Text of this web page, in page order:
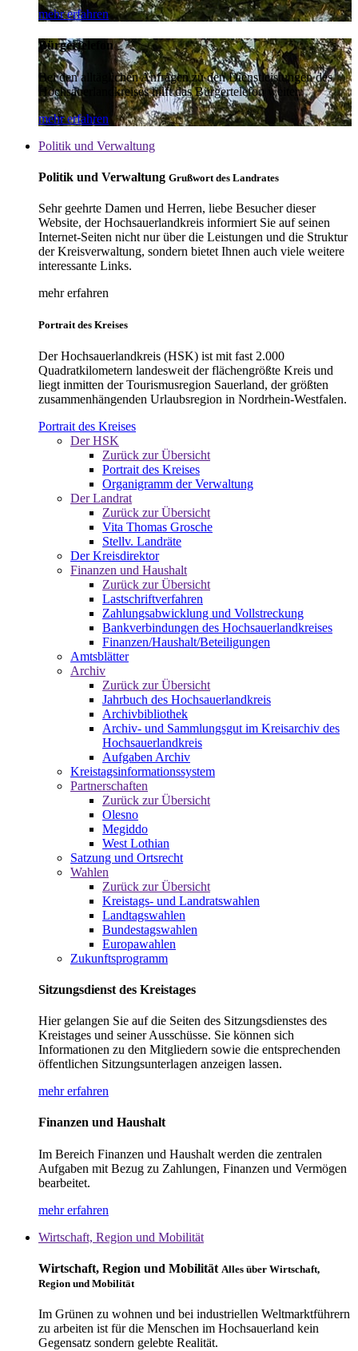
mehr erfahren
Bürgertelefon
Bei den alltäglichen Anfragen zu den Dienstleistungen des
Hochsauerlandkreises hilft das Bürgertelefon weiter.
mehr erfahren
Politik und Verwaltung
Politik und Verwaltung Grußwort des Landrates
Sehr geehrte Damen und Herren, liebe Besucher dieser
Website, der Hochsauerlandkreis informiert Sie auf seinen
Internet-Seiten nicht nur über die Leistungen und die Struktur
der Kreisverwaltung, sondern bietet Ihnen auch viele weitere
interessante Links.
mehr erfahren
Portrait des Kreises
Der Hochsauerlandkreis (HSK) ist mit fast 2.000
Quadratkilometern landesweit der flächengrößte Kreis und
liegt inmitten der Tourismusregion Sauerland, der größten
zusammenhängenden Urlaubsregion in Nordrhein-Westfalen.
Portrait des Kreises
Der HSK
Zurück zur Übersicht
Portrait des Kreises
Organigramm der Verwaltung
Der Landrat
Zurück zur Übersicht
Vita Thomas Grosche
Stellv. Landräte
Der Kreisdirektor
Finanzen und Haushalt
Zurück zur Übersicht
Lastschriftverfahren
Zahlungsabwicklung und Vollstreckung
Bankverbindungen des Hochsauerlandkreises
Finanzen/Haushalt/Beteiligungen
Amtsblätter
Archiv
Zurück zur Übersicht
Jahrbuch des Hochsauerlandkreis
Archivbibliothek
Archiv- und Sammlungsgut im Kreisarchiv des
Hochsauerlandkreis
Aufgaben Archiv
Kreistagsinformationssystem
Partnerschaften
Zurück zur Übersicht
Olesno
Megiddo
West Lothian
Satzung und Ortsrecht
Wahlen
Zurück zur Übersicht
Kreistags- und Landratswahlen
Landtagswahlen
Bundestagswahlen
Europawahlen
Zukunftsprogramm
Sitzungsdienst des Kreistages
Hier gelangen Sie auf die Seiten des Sitzungsdienstes des
Kreistages und seiner Ausschüsse. Sie können sich
Informationen zu den Mitgliedern sowie die entsprechenden
öffentlichen Sitzungsunterlagen anzeigen lassen.
mehr erfahren
Finanzen und Haushalt
Im Bereich Finanzen und Haushalt werden die zentralen
Aufgaben mit Bezug zu Zahlungen, Finanzen und Vermögen
bearbeitet.
mehr erfahren
Wirtschaft, Region und Mobilität
Wirtschaft, Region und Mobilität Alles über Wirtschaft,
Region und Mobilität
Im Grünen zu wohnen und bei industriellen Weltmarktführern
zu arbeiten ist für die Menschen im Hochsauerland kein
Gegensatz sondern gelebte Realität.